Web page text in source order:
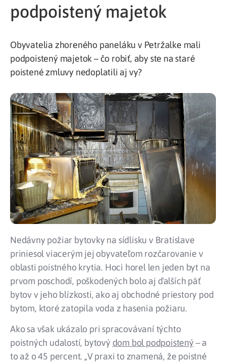
podpoistený majetok
Obyvatelia zhoreného paneláku v Petržalke mali
podpoistený majetok – čo robiť, aby ste na staré
poistené zmluvy nedoplatili aj vy?
Nedávny požiar bytovky na sídlisku v Bratislave
priniesol viacerým jej obyvateľom rozčarovanie v
oblasti poistného krytia. Hoci horel len jeden byt na
prvom poschodí, poškodených bolo aj ďalších päť
bytov v jeho blízkosti, ako aj obchodné priestory pod
bytom, ktoré zatopila voda z hasenia požiaru.
Ako sa však ukázalo pri spracovávaní týchto
poistných udalostí, bytový dom bol podpoistený – a
to až o 45 percent. „V praxi to znamená, že poistné